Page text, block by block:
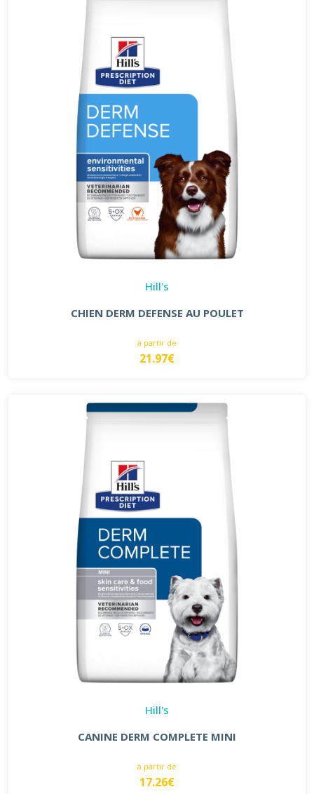
Hill's
CHIEN DERM DEFENSE AU POULET
à partir de
21.97€
Hill's
CANINE DERM COMPLETE MINI
à partir de
17.26€